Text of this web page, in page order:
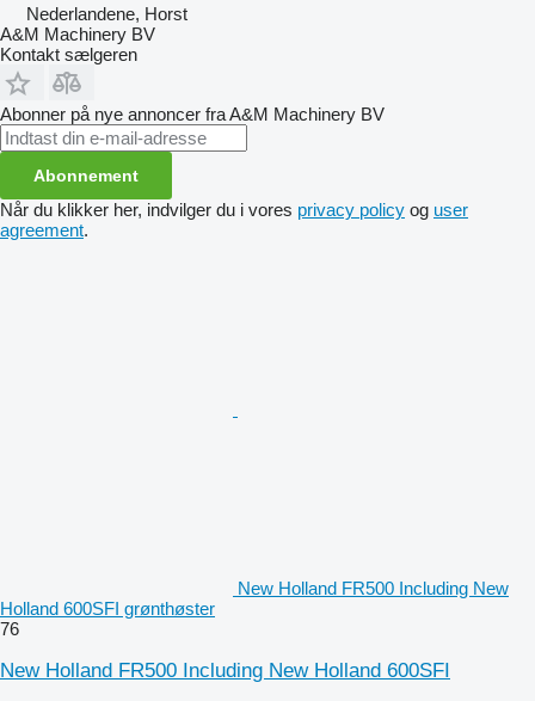
Nederlandene, Horst
A&M Machinery BV
Kontakt sælgeren
Abonner på nye annoncer fra A&M Machinery BV
Abonnement
Når du klikker her, indvilger du i vores privacy policy og user
agreement.
New Holland FR500 Including New
Holland 600SFI grønthøster
76
New Holland FR500 Including New Holland 600SFI